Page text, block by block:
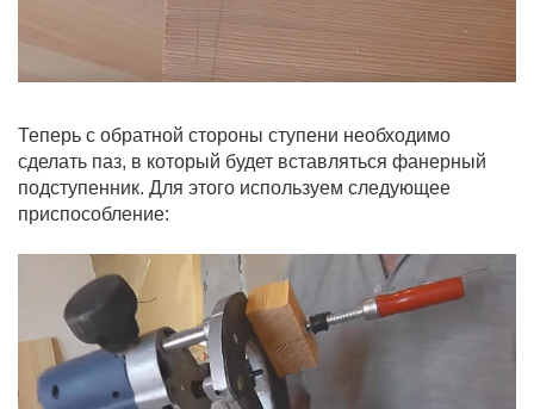
Теперь с обратной стороны ступени необходимо
сделать паз, в который будет вставляться фанерный
подступенник. Для этого используем следующее
приспособление: